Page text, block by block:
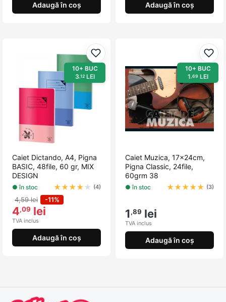
Adaugă în coș Adaugă în coș
Adaugă la favorite
10+ BUC
3 ,12LEI
Caiet Dictando, A4, Pigna
BASIC, 48file, 60 gr, MIX
DESIGN
● în stoc ★★★★ ★ (4)
4,59 lei -11%
4,09 lei
TVA inclus
Adaugă în coș
10+ BUC
1 ,69 LEI
Caiet Muzica, 17x24cm,
Pigna Classic, 24file,
60grm 38
● în stoc ★★★★★ (3)
1,89 lei
TVA inclus
Adaugă în coș